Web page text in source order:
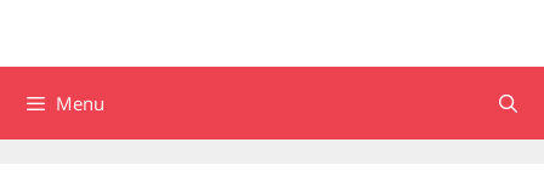
Menu